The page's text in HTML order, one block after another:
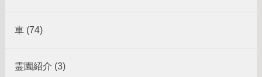
車 (74)
霊園紹介 (3)